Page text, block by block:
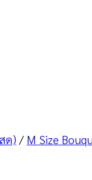
ด) / M Size